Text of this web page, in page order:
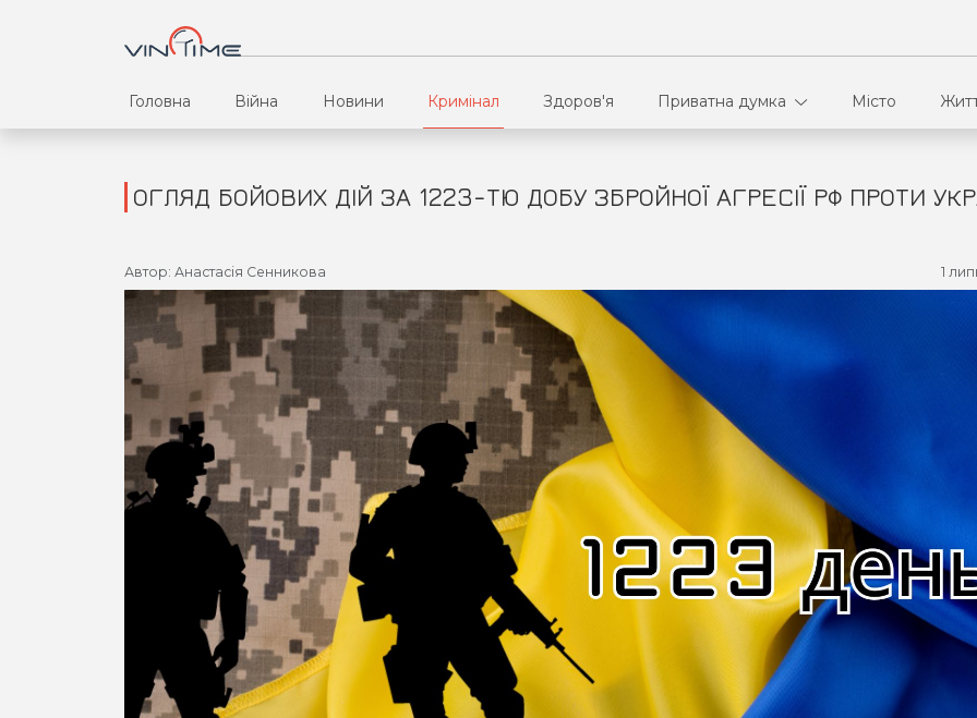
Головна Війна Новини Кримінал Здоров'я Приватна думка
В кулуарах
Місто
ОГЛЯД БОЙОВИХ ДІЙ ЗА 1223-ТЮ ДОБУ ЗБРОЙНОЇ АГРЕСІЇ РФ ПРОТИ
Автор: Анастасія Сенникова 1